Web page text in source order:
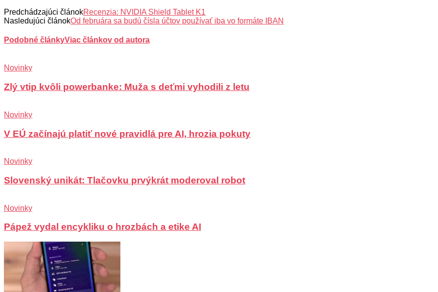
Predchádzajúci článokRecenzia: NVIDIA Shield Tablet K1
Nasledujúci článokOd februára sa budú čísla účtov používať iba vo formáte IBAN
Podobné článkyViac článkov od autora
Novinky
Zlý vtip kvôli powerbanke: Muža s deťmi vyhodili z letu
Novinky
V EÚ začínajú platiť nové pravidlá pre AI, hrozia pokuty
Novinky
Slovenský unikát: Tlačovku prvýkrát moderoval robot
Novinky
Pápež vydal encykliku o hrozbách a etike AI